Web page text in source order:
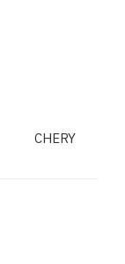
CHERY